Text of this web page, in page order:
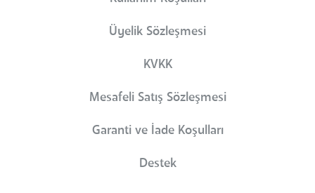
Üyelik Sözleşmesi
KVKK
Mesafeli Satış Sözleşmesi
Garanti ve İade Koşulları
Destek